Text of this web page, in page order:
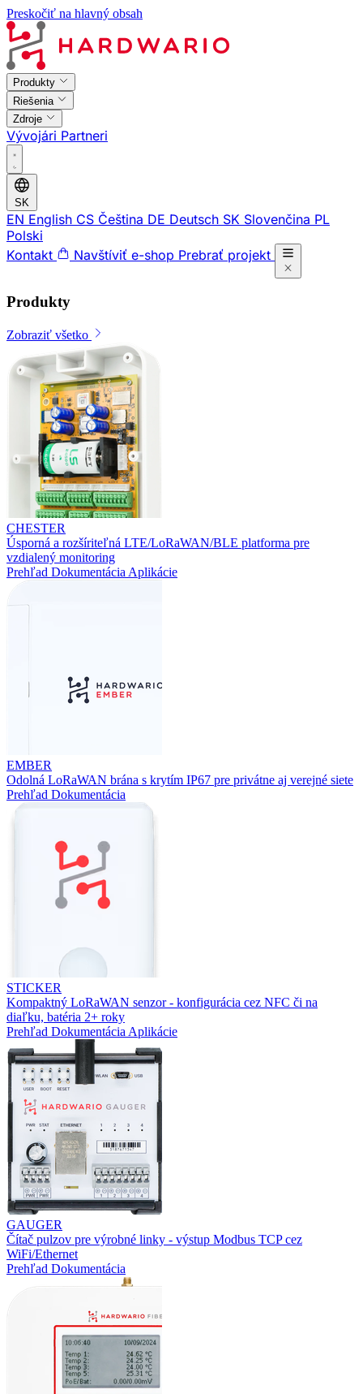
Preskočiť na hlavný obsah
Produkty
Riešenia
Zdroje
Vývojári Partneri
SK
EN English CS Čeština DE Deutsch SK Slovenčina PL
Polski
Kontakt
Navštíviť e-shop Prebrať projekt
Produkty
Zobraziť všetko
CHESTER
Úsporná a rozšíriteľná LTE/LoRaWAN/BLE platforma pre
vzdialený monitoring
Prehľad Dokumentácia Aplikácie
EMBER
Odolná LoRaWAN brána s krytím IP67 pre privátne aj verejné siete
Prehľad Dokumentácia
STICKER
Kompaktný LoRaWAN senzor - konfigurácia cez NFC či na
diaľku, batéria 2+ roky
Prehľad Dokumentácia Aplikácie
GAUGER
Čítač pulzov pre výrobné linky - výstup Modbus TCP cez
WiFi/Ethernet
Prehľad Dokumentácia